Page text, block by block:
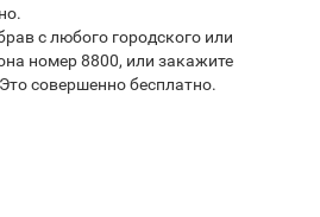
с любого городского или
номер 8800, или закажите
совершенно бесплатно.